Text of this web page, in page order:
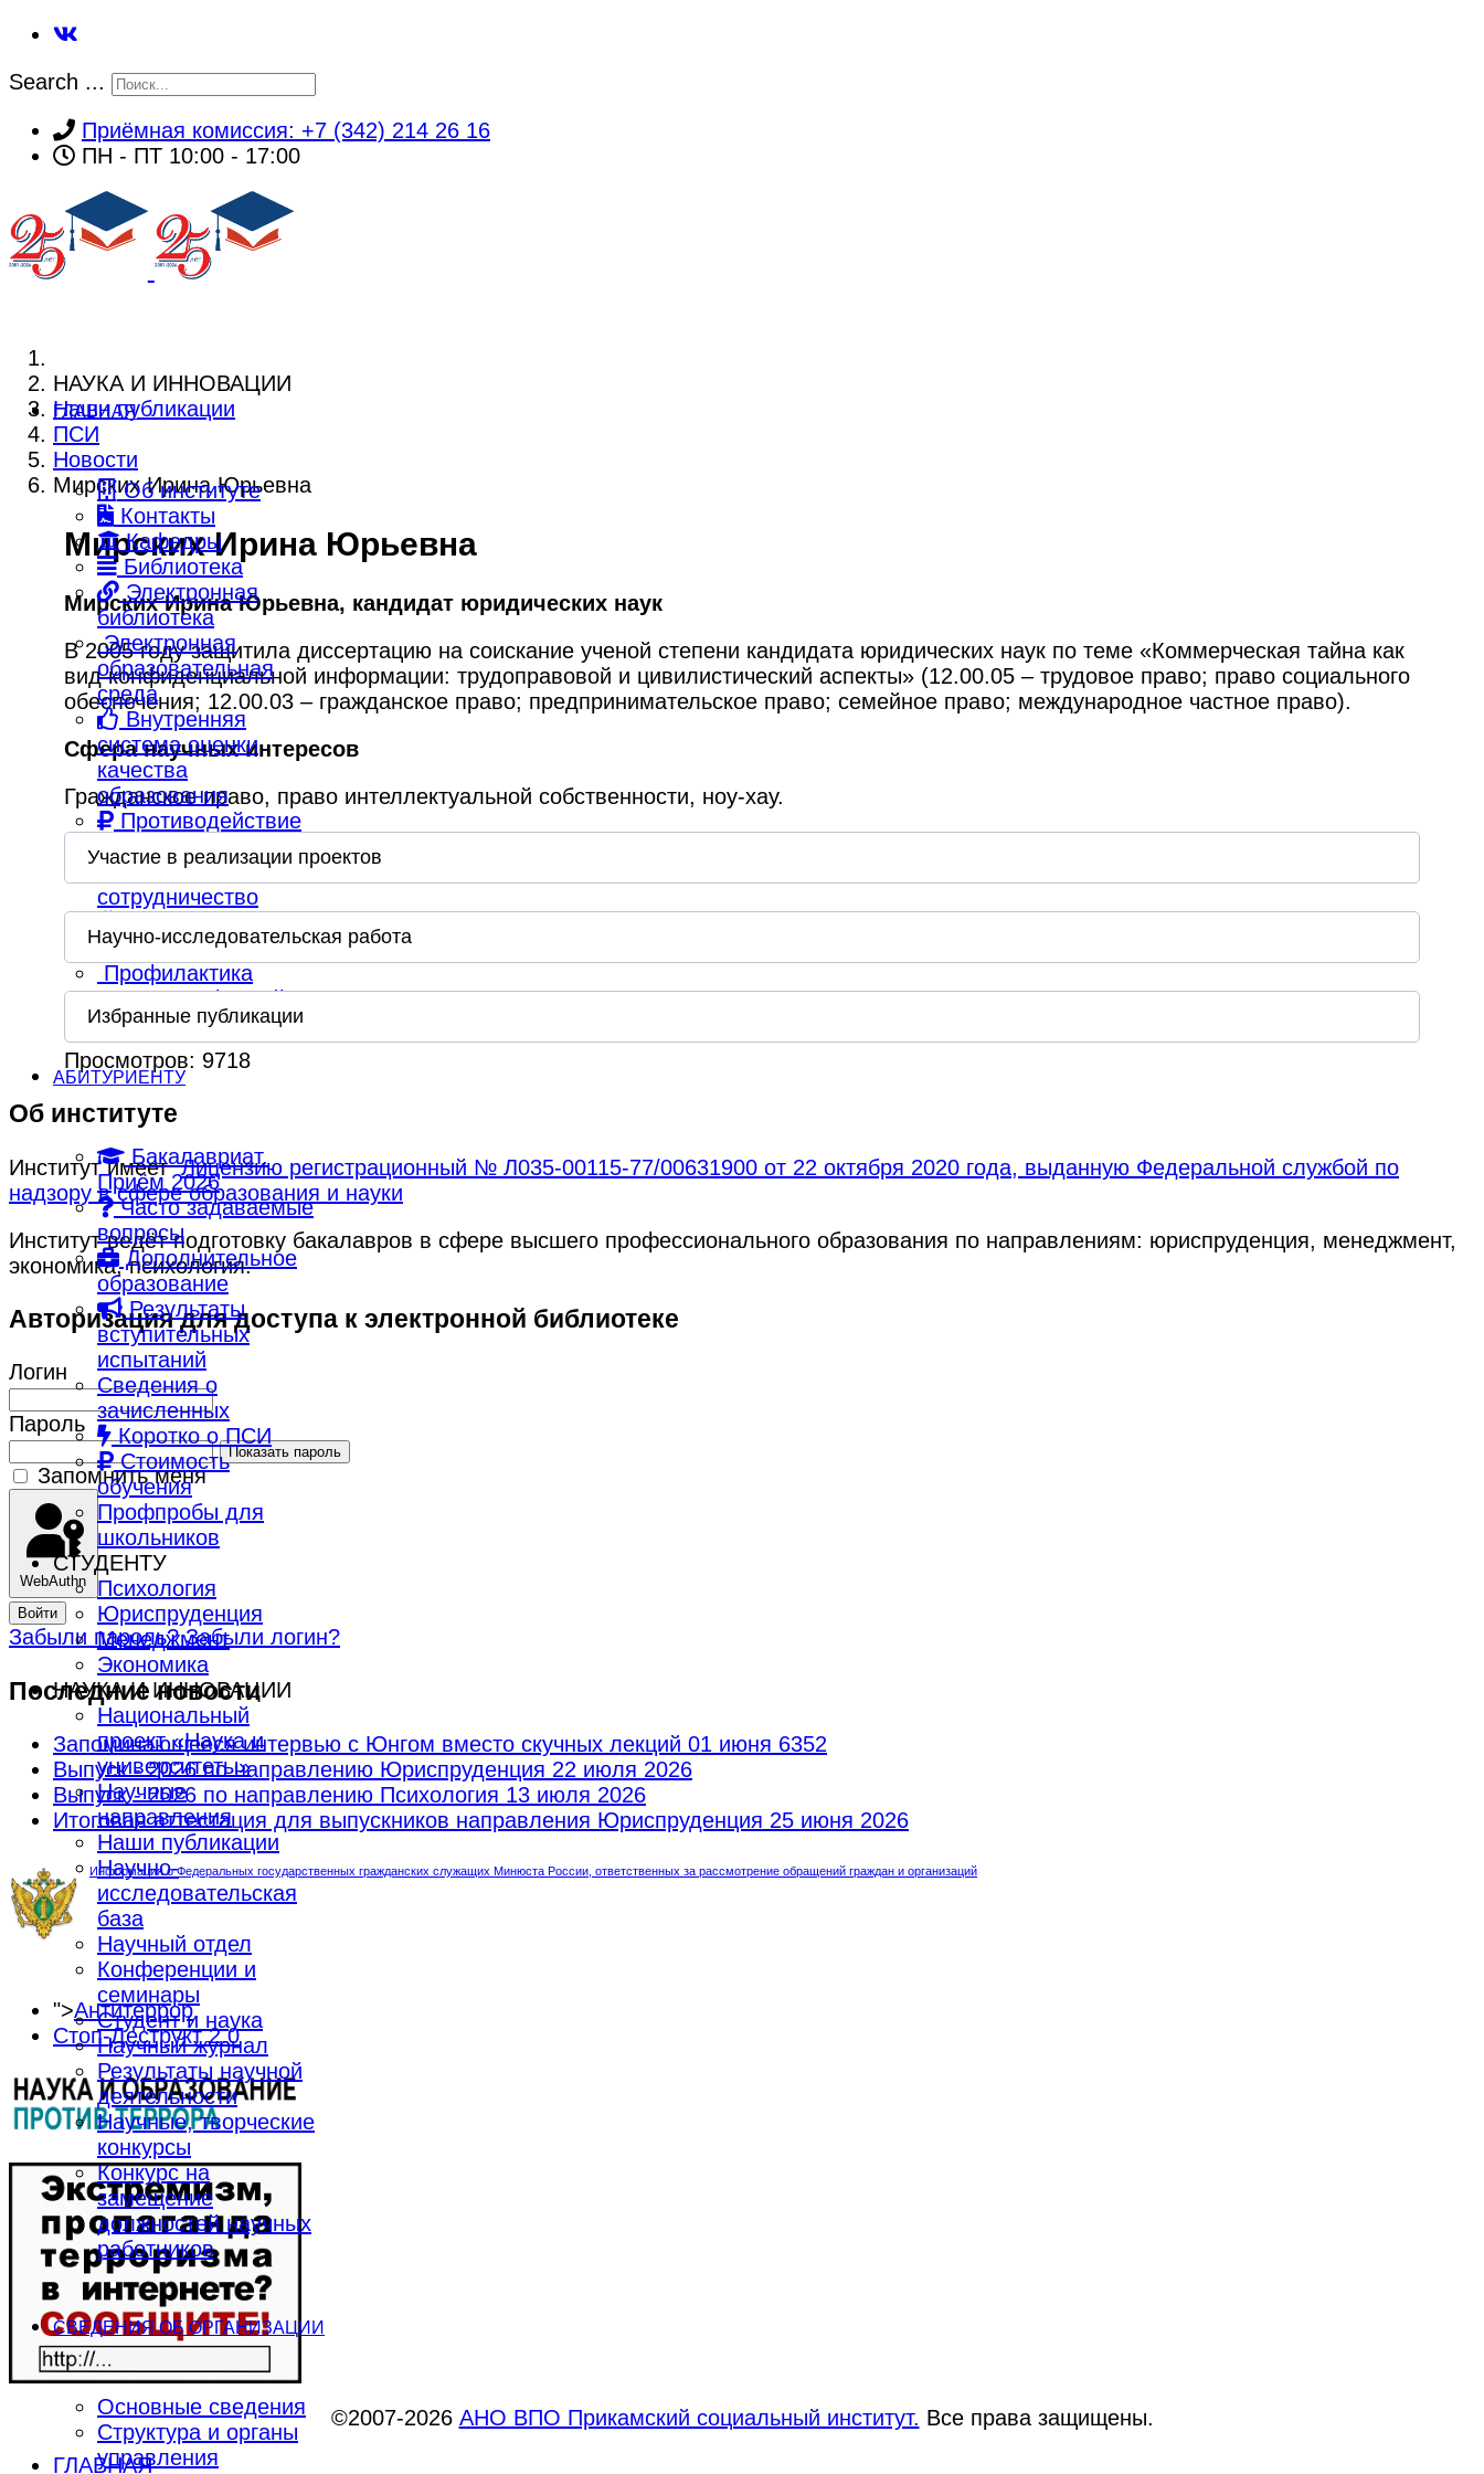
Search ...
Приёмная комиссия: +7 (342) 214 26 16
ПН - ПТ 10:00 - 17:00
ГЛАВНАЯ
Об институте
Контакты
Кафедры
Библиотека
Электронная
библиотека
Электронная
образовательная
среда
Внутренняя
система оценки
качества
образования
Противодействие
коррупции
Международное
сотрудничество
достижения
Профилактика
ОРВИ и инфекций
АБИТУРИЕНТУ
Бакалавриат.
Приём 2026
Часто задаваемые
вопросы
Дополнительное
образование
Результаты
вступительных
испытаний
Сведения о
зачисленных
Коротко о ПСИ
Стоимость
обучения
Профпробы для
школьников
СТУДЕНТУ
Психология
Юриспруденция
Менеджмент
Экономика
НАУКА И ИННОВАЦИИ
Национальный
проект «Наука и
университеты»
Научные
направления
Наши публикации
Научно-
исследовательская
база
Научный отдел
Конференции и
семинары
Студент и наука
Научный журнал
Результаты научной
деятельности
Научные, творческие
конкурсы
Конкурс на
замещение
должностей научных
работников
СВЕДЕНИЯ ОБ ОРГАНИЗАЦИИ
Основные сведения
Структура и органы
управления
НАУКА И ИННОВАЦИИ
Наши публикации
ПСИ
Новости
Мирских Ирина Юрьевна
Мирских Ирина Юрьевна
Мирских Ирина Юрьевна, кандидат юридических наук
В 2005 году защитила диссертацию на соискание ученой степени кандидата юридических наук по теме «Коммерческая тайна как
вид конфиденциальной информации: трудоправовой и цивилистический аспекты» (12.00.05 – трудовое право; право социального
обеспечения; 12.00.03 – гражданское право; предпринимательское право; семейное право; международное частное право).
Сфера научных интересов
Гражданское право, право интеллектуальной собственности, ноу-хау.
Участие в реализации проектов
Научно-исследовательская работа
Избранные публикации
Просмотров: 9718
Об институте
Институт имеет Лицензию регистрационный № Л035-00115-77/00631900 от 22 октября 2020 года, выданную Федеральной службой по
надзору в сфере образования и науки
Институт ведёт подготовку бакалавров в сфере высшего профессионального образования по направлениям: юриспруденция, менеджмент,
экономика, психология.
Авторизация для доступа к электронной библиотеке
Логин
Пароль
Показать пароль
Запомнить меня
WebAuthn
Войти
Забыли пароль?Забыли логин?
Последние новости
Запоминающееся интервью с Юнгом вместо скучных лекций 01 июня 6352
Выпуск - 2026 по направлению Юриспруденция 22 июля 2026
Выпуск - 2026 по направлению Психология 13 июля 2026
Итоговая аттестация для выпускников направления Юриспруденция 25 июня 2026
Информация о Федеральных государственных гражданских служащих Минюста России, ответственных за рассмотрение обращений граждан и организаций
">Антитеррор
Стоп-Деструкт 2.0
©2007-2026 АНО ВПО Прикамский социальный институт. Все права защищены.
ГЛАВНАЯ